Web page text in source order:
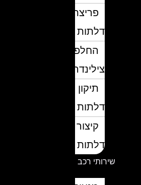
פריצת
דלתות
החלפת
צילינדרים
תיקון
דלתות
קיצור
דלתות
שירותי רכב